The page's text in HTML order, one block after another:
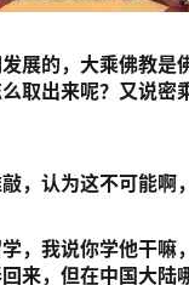
展的，大乘佛教
取出来呢？又说
，认为这不可能啊
，我说你学他干
来，但在中国大陆